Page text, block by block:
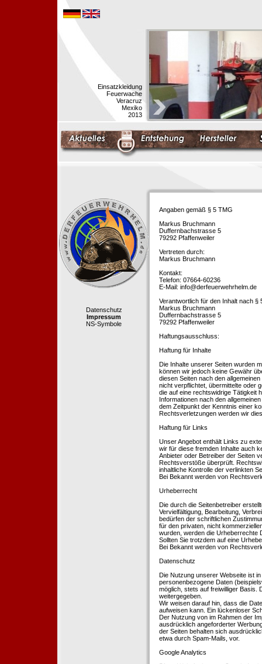
Einsatzkleidung
Feuerwache
Veracruz
Mexiko
2013
Datenschutz
Impressum
NS-Symbole
Angaben gemäß § 5 TMG
Markus Bruchmann
Duffernbachstrasse 5
79292 Pfaffenweiler
Vertreten durch:
Markus Bruchmann
Kontakt:
Telefon: 07664-60236
E-Mail: info@derfeuerwehrhelm.de
Verantwortlich für den Inhalt nach §
Markus Bruchmann
Duffernbachstrasse 5
79292 Pfaffenweiler
Haftungsausschluss:
Haftung für Inhalte
Die Inhalte unserer Seiten wurden
können wir jedoch keine Gewähr
diesen Seiten nach den
nicht verpflichtet, übermittelte oder
die auf eine rechtswidrige Tätigkeit
Informationen nach den
dem Zeitpunkt der Kenntnis einer
Rechtsverletzungen werden wir
Haftung für Links
Unser Angebot enthält Links zu
wir für diese fremden Inhalte auch
Anbieter oder Betreiber der Seiten
Rechtsverstöße überprüft.
inhaltliche Kontrolle der verlinkten
Bei Bekannt werden von
Urheberrecht
Die durch die Seitenbetreiber
Vervielfältigung, Bearbeitung,
bedürfen der schriftlichen
für den privaten, nicht
wurden, werden die Urheberrechte
Sollten Sie trotzdem auf eine
Bei Bekannt werden von
Datenschutz
Die Nutzung unserer Webseite ist
personenbezogene Daten
möglich, stets auf freiwilliger Basis.
weitergegeben.
Wir weisen darauf hin, dass die
aufweisen kann. Ein lückenloser
Der Nutzung von im Rahmen der
ausdrücklich angeforderter
der Seiten behalten sich
etwa durch Spam-Mails, vor.
Google Analytics